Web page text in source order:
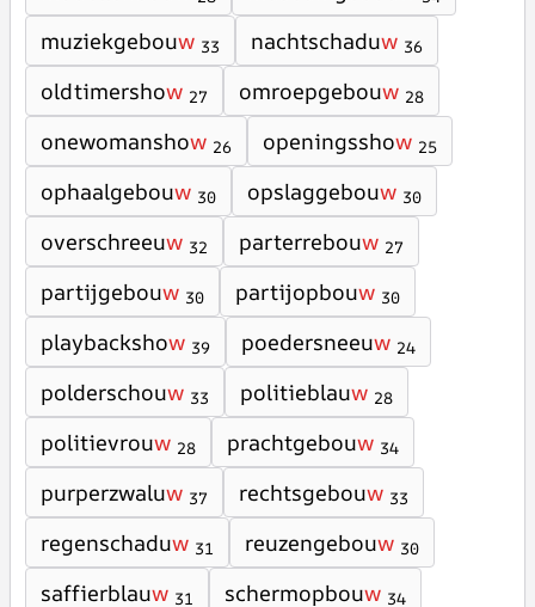
muziekgebouw 33 nachtschaduw 36
oldtimershow 27 omroepgebouw 28
onewomanshow 26 openingsshow 25
ophaalgebouw 30 opslaggebouw 30
overschreeuw 32 parterrebouw 27
partijgebouw 30 partijopbouw 30
playbackshow 39 poedersneeuw 24
polderschouw 33 politieblauw 28
politievrouw 28 prachtgebouw 34
purperzwaluw 37 rechtsgebouw 33
regenschaduw 31 reuzengebouw 30
saffierblauw 31 schermopbouw 34